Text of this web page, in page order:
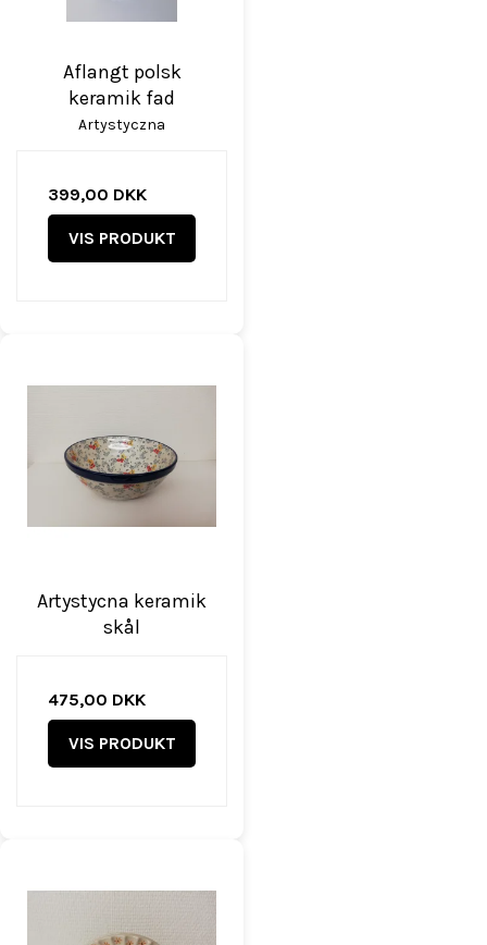
Aflangt polsk
keramik fad
Artystyczna
399,00 DKK
VIS PRODUKT
Artystycna keramik
skål
475,00 DKK
VIS PRODUKT